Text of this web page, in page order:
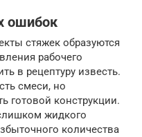
ошибок
стяжек образуются
рабочего
в рецептуру известь.
смеси, но
готовой конструкции.
жидкого
количества